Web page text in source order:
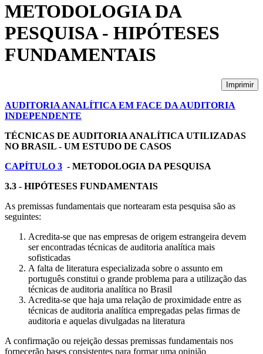
METODOLOGIA DA
PESQUISA - HIPÓTESES
FUNDAMENTAIS
Imprimir
AUDITORIA ANALÍTICA EM FACE DA AUDITORIA
INDEPENDENTE
TÉCNICAS DE AUDITORIA ANALÍTICA UTILIZADAS
NO BRASIL - UM ESTUDO DE CASOS
CAPÍTULO 3 - METODOLOGIA DA PESQUISA
3.3 - HIPÓTESES FUNDAMENTAIS
As premissas fundamentais que nortearam esta pesquisa são as
seguintes:
Acredita-se que nas empresas de origem estrangeira devem
ser encontradas técnicas de auditoria analítica mais
sofisticadas
A falta de literatura especializada sobre o assunto em
português constitui o grande problema para a utilização das
técnicas de auditoria analítica no Brasil
Acredita-se que haja uma relação de proximidade entre as
técnicas de auditoria analítica empregadas pelas firmas de
auditoria e aquelas divulgadas na literatura
A confirmação ou rejeição dessas premissas fundamentais nos
fornecerão bases consistentes para formar uma opinião